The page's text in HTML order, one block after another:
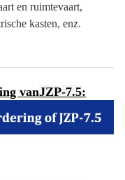
en ruimtevaart,
kasten, enz.
vanJZP-7.5: